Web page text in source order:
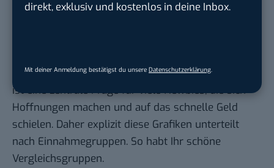
direkt, exklusiv und kostenlos in deine Inbox.
Mit deiner Anmeldung bestätigst du unsere Datenschutzerklärung.
Die Frage, wie alt ein Blog ist und was es umsetzt,
ist eine zentrale Frage für viele Newbies, die sich
Hoffnungen machen und auf das schnelle Geld
schielen. Daher explizit diese Grafiken unterteilt
nach Einnahmegruppen. So habt Ihr schöne
Vergleichsgruppen.